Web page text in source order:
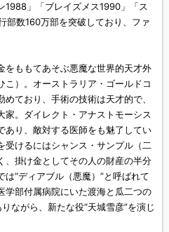
1988」「ブレイズメス1990」「ス
部数160万部を突破しており、ファ
をももてあそぶ悪魔な世界的天才外
）。オーストラリア・ゴールドコ
ており、手術の技術は天才的で、
。ダイレクト・アナストモーシス
あり、敵対する医師をも魅了してい
受けるにはシャンス・サンプル（二
、掛け金としてその人の財産の半分
“ディアブル（悪魔）”と呼ばれて
学部付属病院にいた渡海と瓜二つの
ながら、新たな役“天城雪彦”を演じ